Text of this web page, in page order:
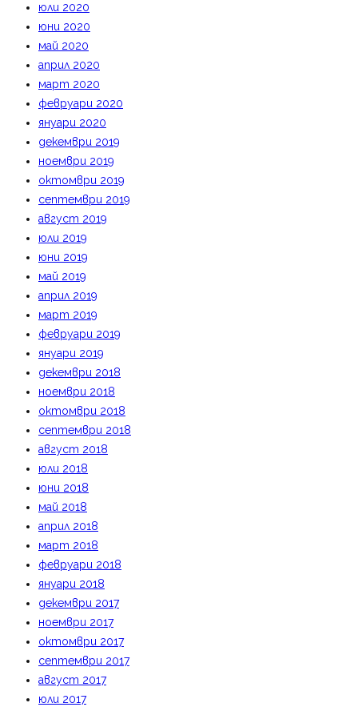
юли 2020
юни 2020
май 2020
април 2020
март 2020
февруари 2020
януари 2020
декември 2019
ноември 2019
октомври 2019
септември 2019
август 2019
юли 2019
юни 2019
май 2019
април 2019
март 2019
февруари 2019
януари 2019
декември 2018
ноември 2018
октомври 2018
септември 2018
август 2018
юли 2018
юни 2018
май 2018
април 2018
март 2018
февруари 2018
януари 2018
декември 2017
ноември 2017
октомври 2017
септември 2017
август 2017
юли 2017